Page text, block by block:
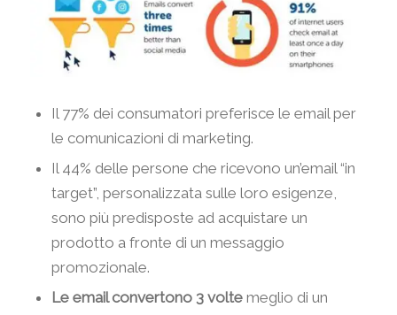
Il 77% dei consumatori preferisce le email per
le comunicazioni di marketing.
Il 44% delle persone che ricevono un’email “in
target”, personalizzata sulle loro esigenze,
sono più predisposte ad acquistare un
prodotto a fronte di un messaggio
promozionale.
Le email convertono 3 voltemeglio di un